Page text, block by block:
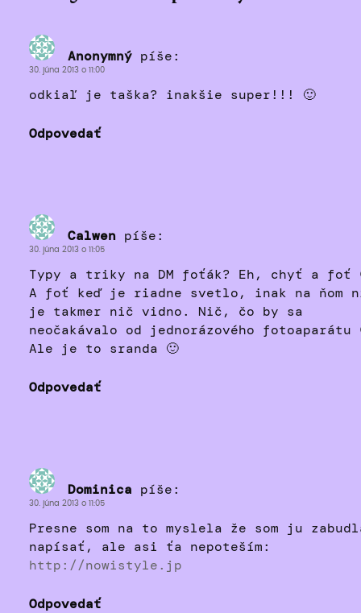
Anonymný píše:
30. júna 2013 o 11:00
odkiaľ je taška? inakšie super!!! 🙂
Odpovedať
Calwen píše:
30. júna 2013 o 11:05
Typy a triky na DM foťák? Eh, chyť a foť
A foť keď je riadne svetlo, inak na ňom
je takmer nič vidno. Nič, čo by sa
neočakávalo od jednorázového fotoaparátu
Ale je to sranda 🙂
Odpovedať
Dominica píše:
30. júna 2013 o 11:05
Presne som na to myslela že som ju
napísať, ale asi ťa nepoteším:
http://nowistyle.jp
Odpovedať